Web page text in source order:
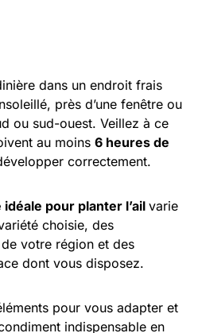
dans un endroit frais
près d’une fenêtre ou
ou sud-ouest. Veillez à ce
au moins 6 heures de
correctement.
pour planter l’ail varie
choisie, des
de votre région et des
dont vous disposez.
pour vous adapter et
indispensable en